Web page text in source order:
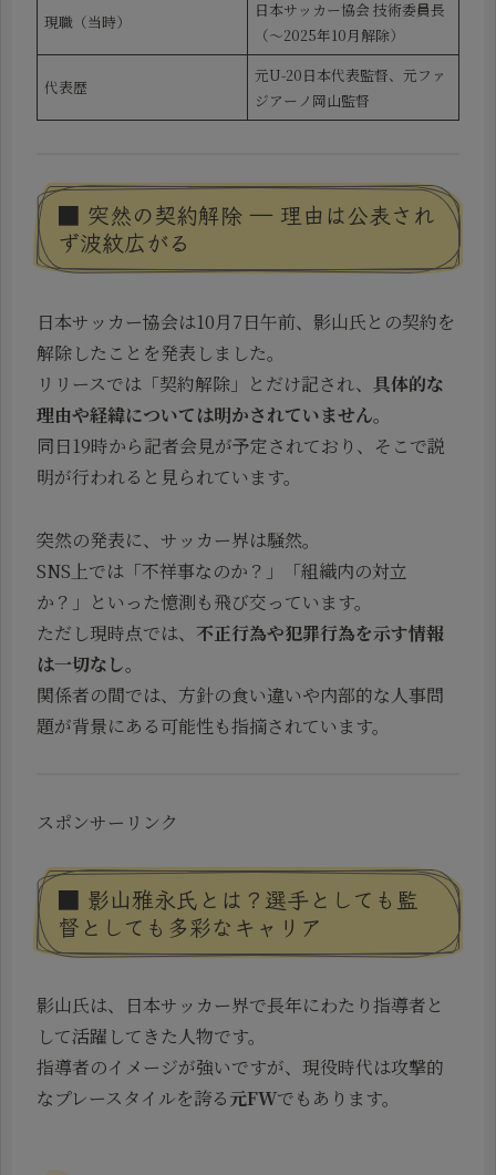
現職（当時）
日本サッカー協会 技術委員長
（～2025年10月解除）
代表歴
元U-20日本代表監督、元ファ
ジアーノ岡山監督
■ 突然の契約解除 ― 理由は公表され
ず波紋広がる
日本サッカー協会は10月7日午前、影山氏との契約を
解除したことを発表しました。
リリースでは「契約解除」とだけ記され、 具体的な
理由や経緯については明かされていません。
同日19時から記者会見が予定されており、そこで説
明が行われると見られています。
突然の発表に、サッカー界は騒然。
SNS上では「不祥事なのか？」「組織内の対立
か？」といった憶測も飛び交っています。
ただし現時点では、 不正行為や犯罪行為を示す情報
は一切なし。
関係者の間では、方針の食い違いや内部的な人事問
題が背景にある可能性も指摘されています。
スポンサーリンク
■ 影山雅永氏とは？選手としても監
督としても多彩なキャリア
影山氏は、日本サッカー界で長年にわたり指導者と
して活躍してきた人物です。
指導者のイメージが強いですが、現役時代は攻撃的
なプレースタイルを誇る元FWでもあります。